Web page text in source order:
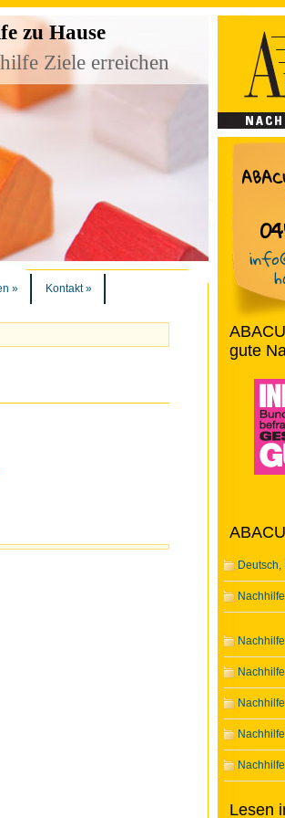
zu Hause
Ziele erreichen
» Kontakt»
gute
Lesen